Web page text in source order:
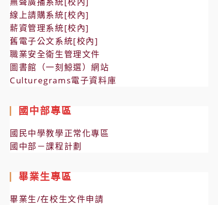
線上請購系統[校內]
薪資管理系統[校內]
舊電子公文系統[校內]
職業安全衛生管理文件
圖書館（一刻鯨選）網站
Culturegrams電子資料庫
國中部專區
國民中學教學正常化專區
國中部－課程計劃
畢業生專區
畢業生/在校生文件申請